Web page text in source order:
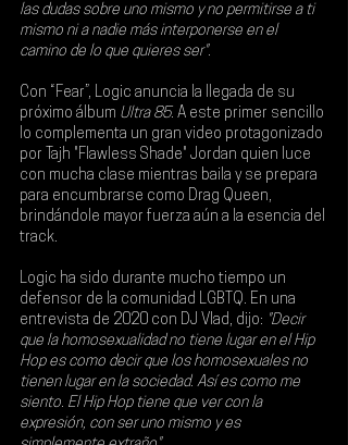
las dudas sobre uno mismo y no permitirse a ti
mismo ni a nadie más interponerse en el
camino de lo que quieres ser".
Con “Fear”, Logic anuncia la llegada de su
próximo álbum Ultra 85. A este primer sencillo
lo complementa un gran video protagonizado
por Tajh "Flawless Shade" Jordan quien luce
con mucha clase mientras baila y se prepara
para encumbrarse como Drag Queen,
brindándole mayor fuerza aún a la esencia del
track.
Logic ha sido durante mucho tiempo un
defensor de la comunidad LGBTQ. En una
entrevista de 2020 con DJ Vlad, dijo: "Decir
que la homosexualidad no tiene lugar en el Hip
Hop es como decir que los homosexuales no
tienen lugar en la sociedad. Así es como me
siento. El Hip Hop tiene que ver con la
expresión, con ser uno mismo y es